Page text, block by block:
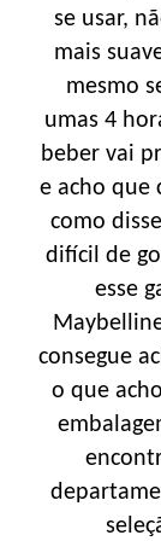
se usar,
mais
mesmo
umas 4
beber vai
e acho que
como
difícil de
esse
consegue
o que